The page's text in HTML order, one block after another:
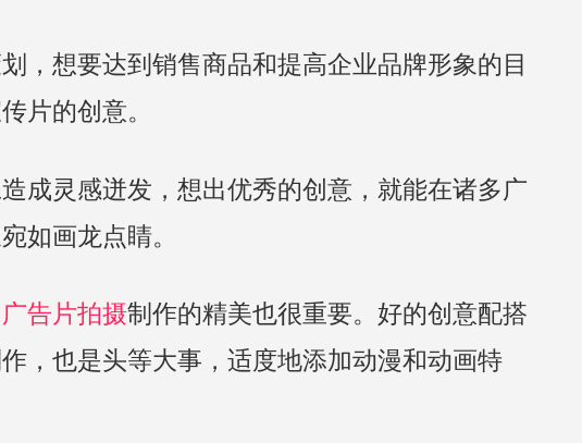
，想要达到销售商品和提高企业品牌形象的目
片的创意。
成灵感迸发，想出优秀的创意，就能在诸多广
如画龙点睛。
广告片拍摄制作的精美也很重要。好的创意配搭
，也是头等大事，适度地添加动漫和动画特